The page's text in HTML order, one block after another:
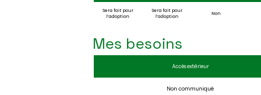
Sera fait pour
l’adoption
Sera fait pour
l’adoption
Non
Mes besoins
Accès extérieur
Non communiqué